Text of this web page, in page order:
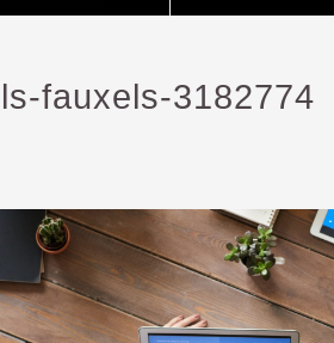
fauxels-3182774